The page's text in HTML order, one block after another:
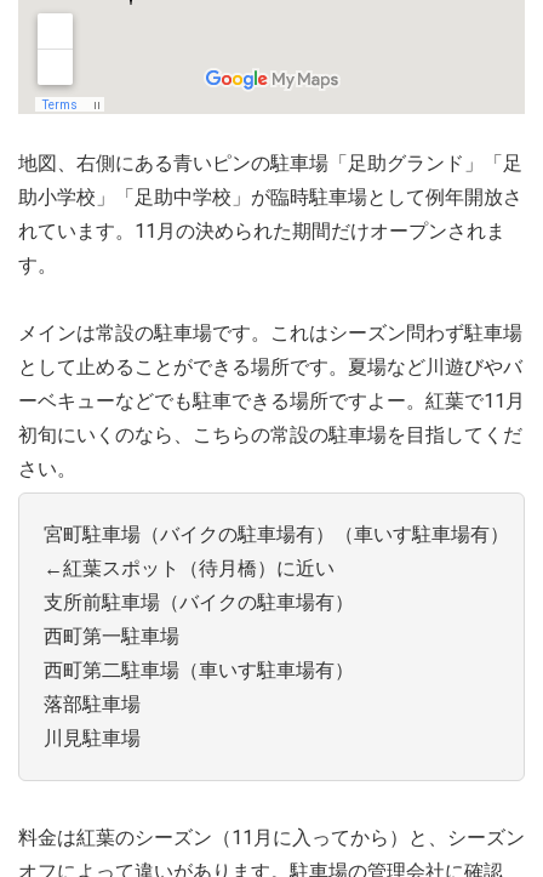
地図、右側にある青いピンの駐車場「足助グランド」「足
助小学校」「足助中学校」が臨時駐車場として例年開放さ
れています。11月の決められた期間だけオープンされま
す。
メインは常設の駐車場です。これはシーズン問わず駐車場
として止めることができる場所です。夏場など川遊びやバ
ーベキューなどでも駐車できる場所ですよー。紅葉で11月
初旬にいくのなら、こちらの常設の駐車場を目指してくだ
さい。
宮町駐車場（バイクの駐車場有）（車いす駐車場有）
←紅葉スポット（待月橋）に近い
支所前駐車場（バイクの駐車場有）
西町第一駐車場
西町第二駐車場（車いす駐車場有）
落部駐車場
川見駐車場
料金は紅葉のシーズン（11月に入ってから）と、シーズン
オフによって違いがあります。駐車場の管理会社に確認